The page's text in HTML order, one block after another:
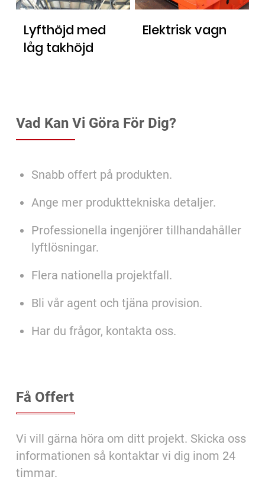
Lyfthöjd med
låg takhöjd
Elektrisk vagn
Vad Kan Vi Göra För Dig?
Snabb offert på produkten.
Ange mer produkttekniska detaljer.
Professionella ingenjörer tillhandahåller
lyftlösningar.
Flera nationella projektfall.
Bli vår agent och tjäna provision.
Har du frågor, kontakta oss.
Få Offert
Vi vill gärna höra om ditt projekt. Skicka oss
informationen så kontaktar vi dig inom 24
timmar.